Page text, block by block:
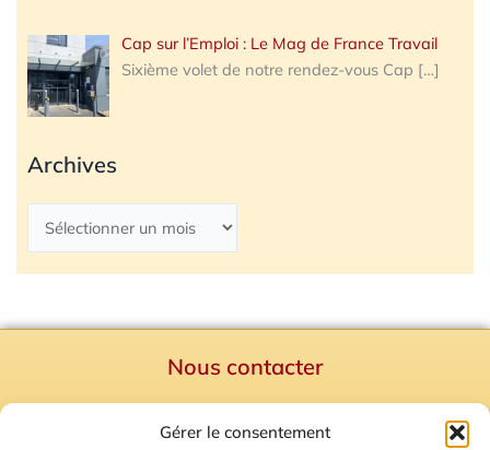
Gérer le consentement
Cap sur l’Emploi : Le Mag de France Travail
Sixième volet de notre rendez-vous Cap […]
Archives
Nous contacter